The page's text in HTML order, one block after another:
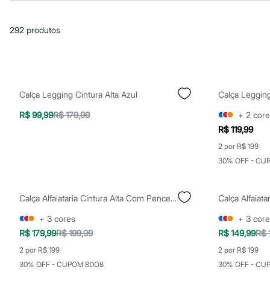
Blusas e Camisetas
Calças
Casacos e Jaquetas
Vestidos
Acessórios
Bolsas
Bonés e Chapéus
Chinelos
Sandálias
Sapatilhas
Tênis
Marcas
City
292 produtos
Calça Legging Cintura Alta Azul
R$ 99,99R$ 179,99
+ 2
R$ 119,99
2 por R$ 199
30% OFF -
Calça Alfaiataria Cintura Alta Com Pences - Preto
+ 3 cores
R$ 179,99R$ 199,99
2 por R$ 199
30% OFF - CUPOM 8DO8
+ 3
R$ 149,99R$
2 por R$ 199
30% OFF -